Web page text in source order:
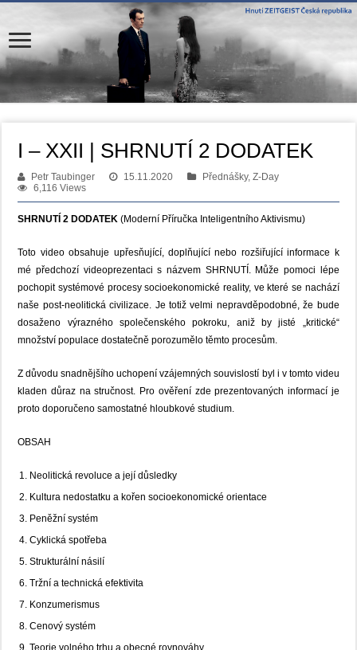
I – XXII | SHRNUTÍ 2 DODATEK
Petr Taubinger 15.11.2020
Přednášky, Z-Day
6,116 Views
SHRNUTÍ 2 DODATEK (Moderní Příručka Inteligentního Aktivismu)
Toto video obsahuje upřesňující, doplňující nebo rozšiřující informace k
mé předchozí videoprezentaci s názvem SHRNUTÍ. Může pomoci lépe
pochopit systémové procesy socioekonomické reality, ve které se nachází
naše post-neolitická civilizace. Je totiž velmi nepravděpodobné, že bude
dosaženo výrazného společenského pokroku, aniž by jisté „kritické“
množství populace dostatečně porozumělo těmto procesům.
Z důvodu snadnějšího uchopení vzájemných souvislostí byl i v tomto videu
kladen důraz na stručnost. Pro ověření zde prezentovaných informací je
proto doporučeno samostatné hloubkové studium.
OBSAH
Neolitická revoluce a její důsledky
Kultura nedostatku a kořen socioekonomické orientace
Peněžní systém
Cyklická spotřeba
Strukturální násilí
Tržní a technická efektivita
Konzumerismus
Cenový systém
Teorie volného trhu a obecné rovnováhy